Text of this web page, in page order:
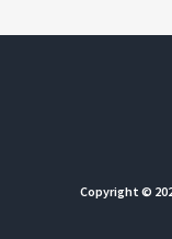
Copyright ©